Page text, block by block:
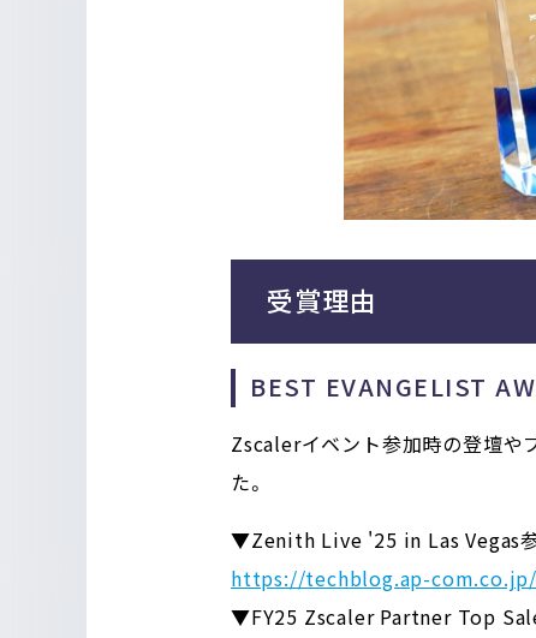
受賞理由
BEST EVANGELIST
Zscalerイベント参加時の登壇や
た。
▼Zenith Live '25 in Las Vegas
https://techblog.ap-
▼FY25 Zscaler Partner Top